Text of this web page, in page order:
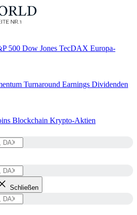
500 Dow Jones TecDAX Europa-
Turnaround Earnings Dividenden
Blockchain Krypto-Aktien
Schließen